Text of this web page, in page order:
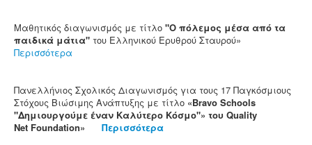
Μαθητικός διαγωνισμός με τίτλο "Ο πόλεμος μέσα από τα
παιδικά μάτια" του Ελληνικού Ερυθρού Σταυρού»
Περισσότερα
Πανελλήνιος Σχολικός Διαγωνισμός για τους 17 Παγκόσμιους
Στόχους Βιώσιμης Ανάπτυξης με τίτλο «Bravo Schools
"Δημιουργούμε έναν Καλύτερο Κόσμο"» του Quality
Net Foundation» Περισσότερα